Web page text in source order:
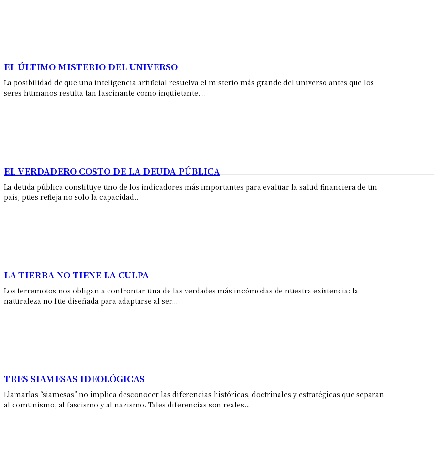
EL ÚLTIMO MISTERIO DEL UNIVERSO
La posibilidad de que una inteligencia artificial resuelva el misterio más grande del universo antes que los
seres humanos resulta tan fascinante como inquietante....
EL VERDADERO COSTO DE LA DEUDA PÚBLICA
La deuda pública constituye uno de los indicadores más importantes para evaluar la salud financiera de un
país, pues refleja no solo la capacidad...
LA TIERRA NO TIENE LA CULPA
Los terremotos nos obligan a confrontar una de las verdades más incómodas de nuestra existencia: la
naturaleza no fue diseñada para adaptarse al ser...
TRES SIAMESAS IDEOLÓGICAS
Llamarlas “siamesas” no implica desconocer las diferencias históricas, doctrinales y estratégicas que separan
al comunismo, al fascismo y al nazismo. Tales diferencias son reales...